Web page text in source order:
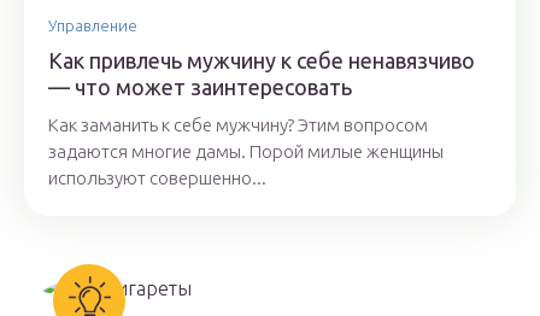
Управление
Как привлечь мужчину к себе ненавязчиво
— что может заинтересовать
Как заманить к себе мужчину? Этим вопросом
задаются многие дамы. Порой милые женщины
используют совершенно...